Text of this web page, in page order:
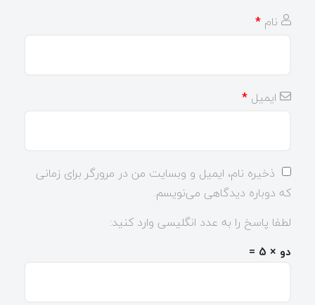
نام *
ایمیل *
ذخیره نام، ایمیل و وبسایت من در مرورگر برای زمانی
که دوباره دیدگاهی می‌نویسم.
لطفا پاسخ را به عدد انگلیسی وارد کنید:
دو × 5 =